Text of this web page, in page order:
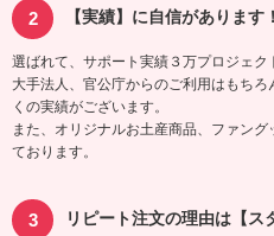
【実績】に自信があります！
選ばれて、サポート実績３万プロジェク
大手法人、官公庁からのご利用はもち
くの実績がございます。
また、オリジナルお土産商品、ファン
ております。
リピート注文の理由は【ス